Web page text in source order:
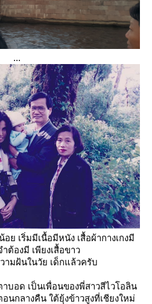
...
ย เริ่มมีเนื้อมีหนัง เสื้อผ้ากางเกงมี
ต้องมี เพียงเสื้อขาว
ามฝ้นในวัย เด็กแล้วครับ
บอด เป็นเพื่อนของพี่สาวสีไวโอลิน
นกลางคืน ใต้ยุ้งข้าวสูงที่เชียงใหม่